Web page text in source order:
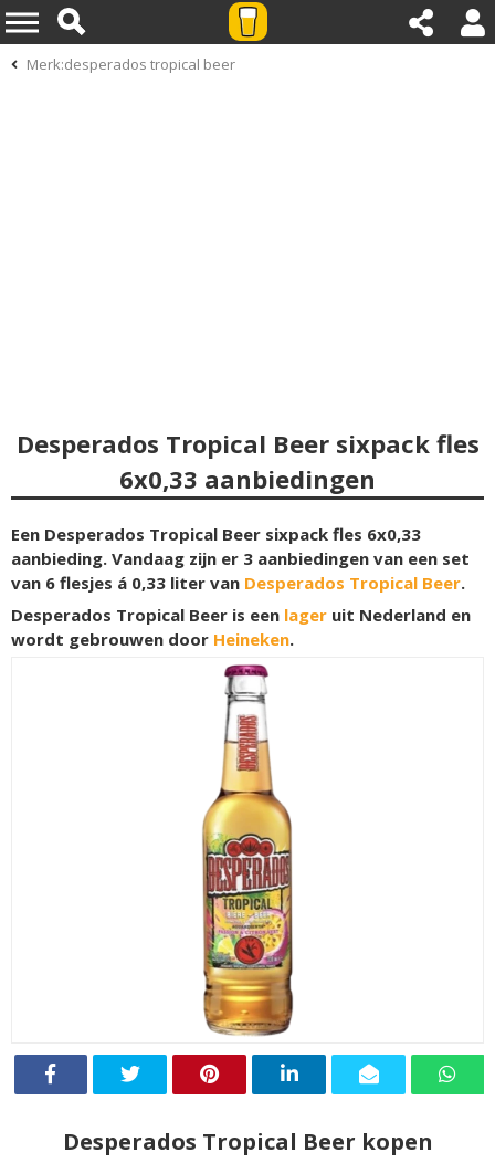
Merk:desperados tropical beer
Desperados Tropical Beer sixpack fles
6x0,33 aanbiedingen
Een Desperados Tropical Beer sixpack fles 6x0,33
aanbieding. Vandaag zijn er 3 aanbiedingen van een set
van 6 flesjes á 0,33 liter van Desperados Tropical Beer.
Desperados Tropical Beer is een lager uit Nederland en
wordt gebrouwen door Heineken.
Desperados Tropical Beer kopen